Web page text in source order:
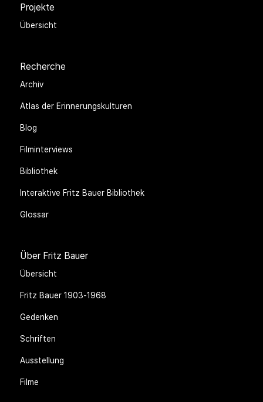
Projekte
Übersicht
Recherche
Archiv
Atlas der Erinnerungskulturen
Blog
Filminterviews
Bibliothek
Interaktive Fritz Bauer Bibliothek
Glossar
Über Fritz Bauer
Übersicht
Fritz Bauer 1903-1968
Gedenken
Schriften
Ausstellung
Filme